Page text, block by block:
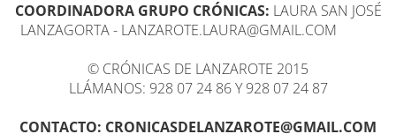
COORDINADORA GRUPO CRÓNICAS: LAURA SAN JOSÉ
LANZAGORTA - LANZAROTE.LAURA@GMAIL.COM
© CRÓNICAS DE LANZAROTE 2015
LLÁMANOS: 928 07 24 86 Y 928 07 24 87
CONTACTO: CRONICASDELANZAROTE@GMAIL.COM